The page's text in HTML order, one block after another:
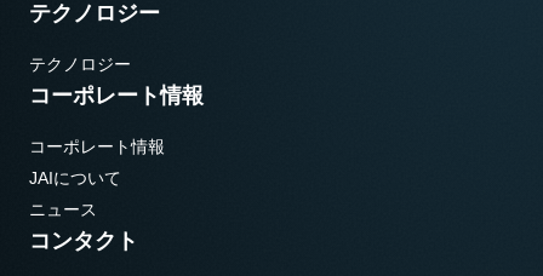
テクノロジー
テクノロジー
コーポレート情報
コーポレート情報
JAIについて
ニュース
コンタクト